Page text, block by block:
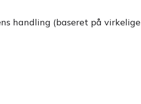
handling (baseret på virkelige